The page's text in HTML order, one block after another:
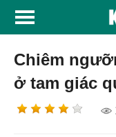
Chiêm
ở tam giác